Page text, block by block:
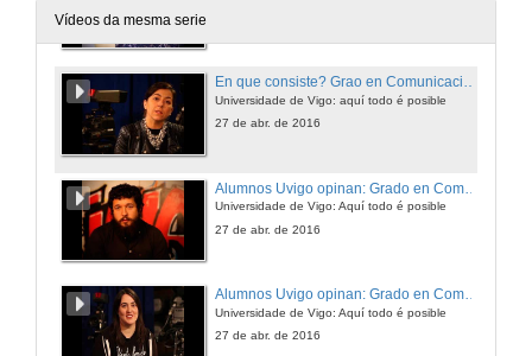
Vídeos da mesma serie
En que consiste? Grao en Comunicación Audiovisual
Universidade de Vigo: aquí todo é posible
27 de abr. de 2016
Universidade de Vigo: Aquí todo é posible
27 de abr. de 2016
Alumnos Uvigo opinan: Grado en Comunicación audiovisual
Universidade de Vigo: Aquí todo é posible
27 de abr. de 2016